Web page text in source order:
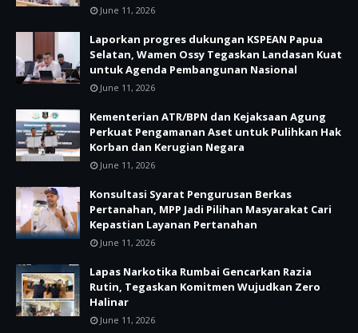
June 11, 2026
Laporkan progres dukungan KSPEAN Papua
Selatan, Wamen Ossy Tegaskan Landasan Kuat
untuk Agenda Pembangunan Nasional
June 11, 2026
Kementerian ATR/BPN dan Kejaksaan Agung
Perkuat Pengamanan Aset untuk Pulihkan Hak
Korban dan Kerugian Negara
June 11, 2026
Konsultasi Syarat Pengurusan Berkas
Pertanahan, MPP Jadi Pilihan Masyarakat Cari
Kepastian Layanan Pertanahan
June 11, 2026
Lapas Narkotika Rumbai Gencarkan Razia
Rutin, Tegaskan Komitmen Wujudkan Zero
Halinar
June 11, 2026